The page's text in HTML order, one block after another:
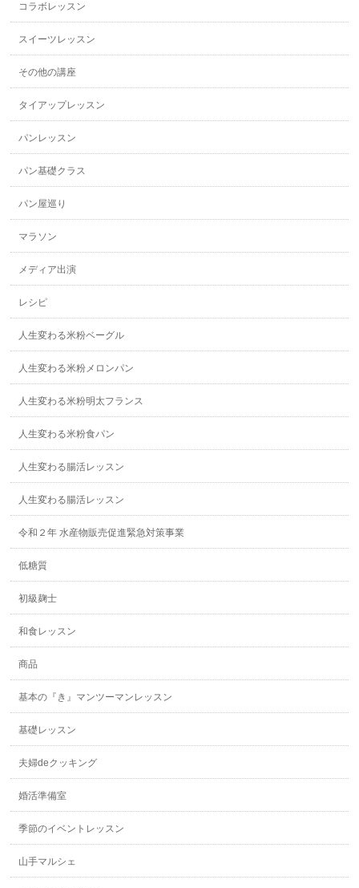
コラボレッスン
スイーツレッスン
その他の講座
タイアップレッスン
パンレッスン
パン基礎クラス
パン屋巡り
マラソン
メディア出演
レシピ
人生変わる米粉ベーグル
人生変わる米粉メロンパン
人生変わる米粉明太フランス
人生変わる米粉食パン
人生変わる腸活レッスン
人生変わる腸活レッスン
令和２年 水産物販売促進緊急対策事業
低糖質
初級麹士
和食レッスン
商品
基本の『き』マンツーマンレッスン
基礎レッスン
夫婦deクッキング
婚活準備室
季節のイベントレッスン
山手マルシェ